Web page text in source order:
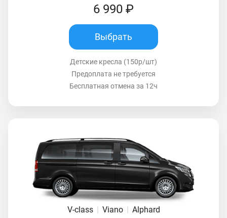
6 990 ₽
Выбрать
Детские кресла (150р/шт)
Предоплата не требуется
Бесплатная отмена за 12ч
V-class Viano Alphard